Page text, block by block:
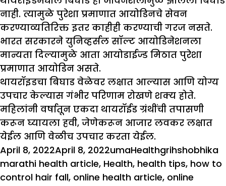
नाही. त्यामुळे पुरेशा प्रमाणात आयोडिनचे सेवन
करण्याव्यतिरिक्त इतर काहीही करण्याची गरज नसते.
भारत सरकारने युनिव्हर्सल सॉल्ट आयोडिनेशनला
मान्यता दिल्यामुळे आता आयोडाईज्ड मिठात पुरेशा
प्रमाणात आयोडिन असते.
थायरॉइडचा बिघाड वेळेवर लक्षात आल्यास आणि योग्य
उपचार केल्यास गंभीर परिणाम रोखणे शक्य होते.
महिलांनी वर्षातून एकदा थायरॉईड ग्रंथींची तपासणी
करून घ्यायला हवी, जेणेकरून आजार लवकर लक्षात
येईल आणि वेळीच उपचार करता येईल.
Posted
on
April 8, 2022April 8, 2022Author
umaCategories
HealthTags
grihshobhika
marathi health article, Health, health tips, how to
control hair fall, online health article, online